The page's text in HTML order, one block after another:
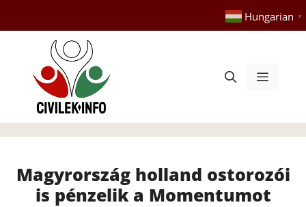
tartalomba
Hungarian ▼
Menü
Magyrország holland ostorozói
is pénzelik a Momentumot